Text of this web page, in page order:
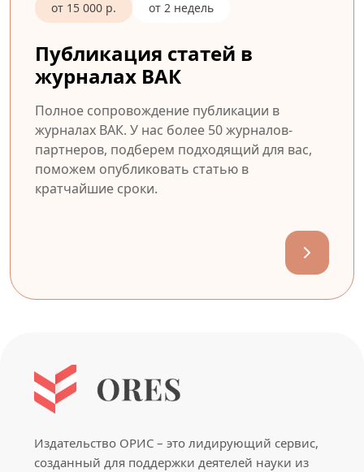
от 15 000 р. от 2 недель
Публикация статей в
журналах ВАК
Полное сопровождение публикации в
журналах ВАК. У нас более 50 журналов-
партнеров, подберем подходящий для вас,
поможем опубликовать статью в
кратчайшие сроки.
Издательство ОРИС – это лидирующий сервис,
созданный для поддержки деятелей науки из